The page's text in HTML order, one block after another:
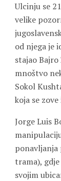
Ulcinju se
velike
od njega je
stajao
mnoštvo
Sokol
koja se
Jorge Luis
ponavljanja
trama),
svojim